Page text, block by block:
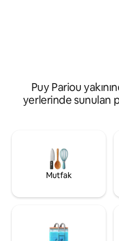
Puy Pariou
yerlerinde sunulan
Mutfak